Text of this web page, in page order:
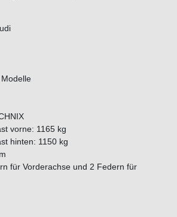
vorne: 1165 kg
hinten: 1150 kg
für Vorderachse und 2 Federn für